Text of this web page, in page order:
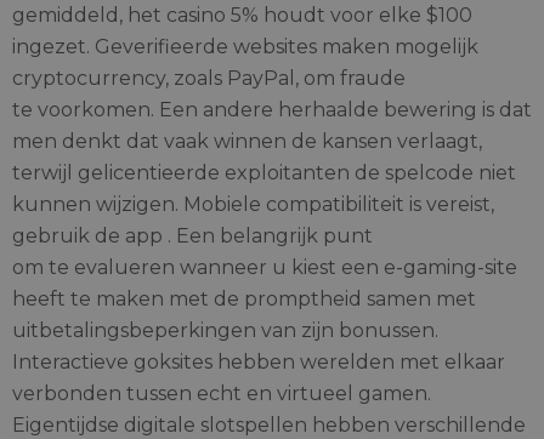
gemiddeld, het casino 5% houdt voor elke $100
ingezet. Geverifieerde websites maken mogelijk
cryptocurrency, zoals PayPal, om fraude
te voorkomen. Een andere herhaalde bewering is dat
men denkt dat vaak winnen de kansen verlaagt,
terwijl gelicentieerde exploitanten de spelcode niet
kunnen wijzigen. Mobiele compatibiliteit is vereist,
gebruik de app . Een belangrijk punt
om te evalueren wanneer u kiest een e-gaming-site
heeft te maken met de promptheid samen met
uitbetalingsbeperkingen van zijn bonussen.
Interactieve goksites hebben werelden met elkaar
verbonden tussen echt en virtueel gamen.
Eigentijdse digitale slotspellen hebben verschillende